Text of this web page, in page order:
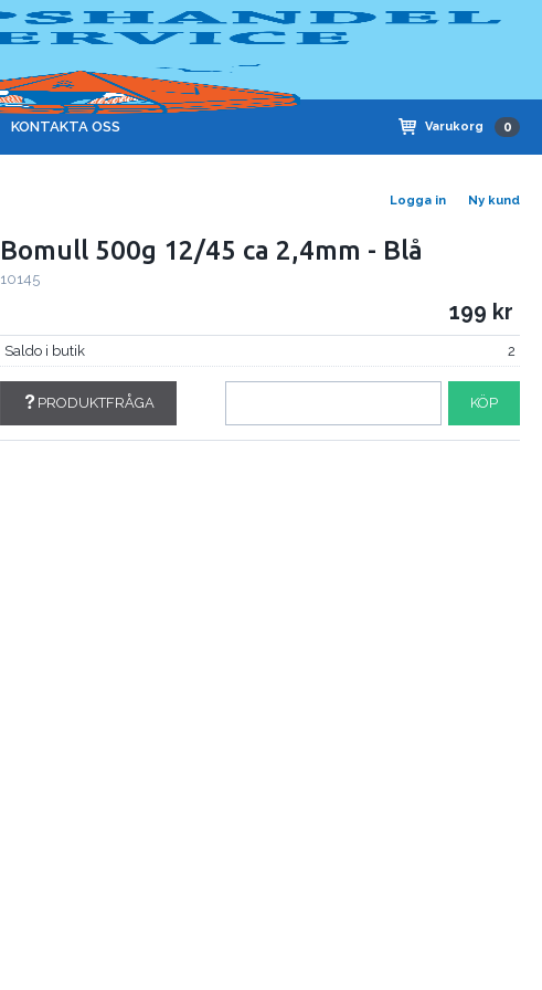
Logga in Ny kund
Varukorg 0
KONTAKTA OSS
Bomull 500g 12/45 ca 2,4mm - Blå
10145
199
Saldo i butik 2
PRODUKTFRÅGA KÖP